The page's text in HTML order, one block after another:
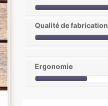
Qualité de fabrication
Ergonomie